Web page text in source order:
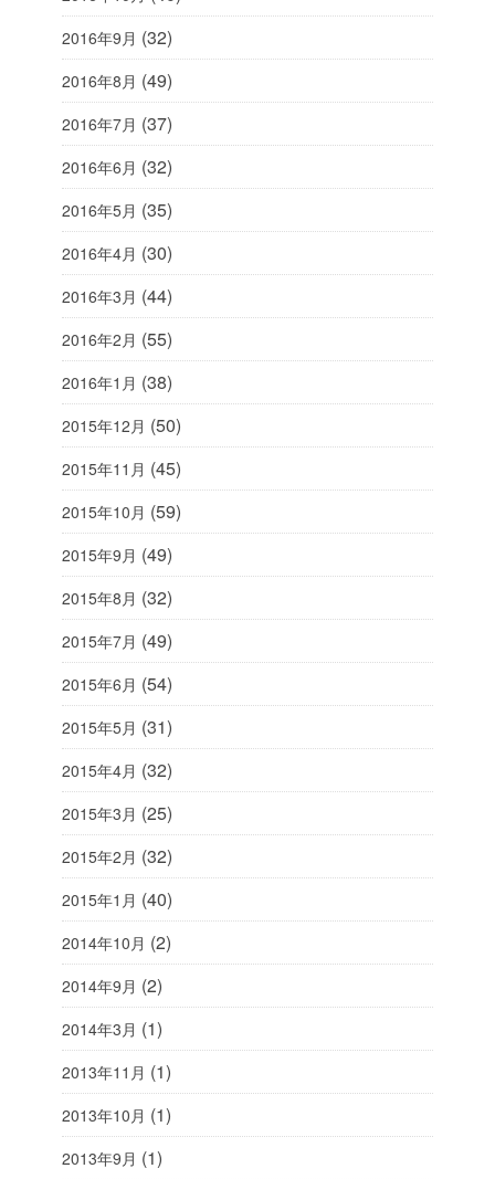
2016年9月 (32)
2016年8月 (49)
2016年7月 (37)
2016年6月 (32)
2016年5月 (35)
2016年4月 (30)
2016年3月 (44)
2016年2月 (55)
2016年1月 (38)
2015年12月 (50)
2015年11月 (45)
2015年10月 (59)
2015年9月 (49)
2015年8月 (32)
2015年7月 (49)
2015年6月 (54)
2015年5月 (31)
2015年4月 (32)
2015年3月 (25)
2015年2月 (32)
2015年1月 (40)
2014年10月 (2)
2014年9月 (2)
2014年3月 (1)
2013年11月 (1)
2013年10月 (1)
2013年9月 (1)